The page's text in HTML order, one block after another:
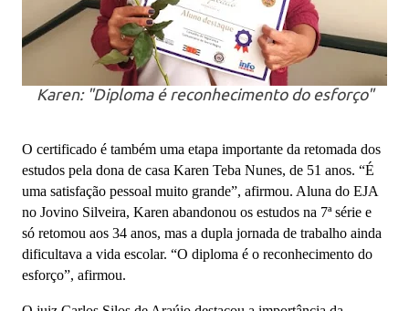
Karen: "Diploma é reconhecimento do esforço"
O certificado é também uma etapa importante da retomada dos
estudos pela dona de casa Karen Teba Nunes, de 51 anos. “É
uma satisfação pessoal muito grande”, afirmou. Aluna do EJA
no Jovino Silveira, Karen abandonou os estudos na 7ª série e
só retomou aos 34 anos, mas a dupla jornada de trabalho ainda
dificultava a vida escolar. “O diploma é o reconhecimento do
esforço”, afirmou.